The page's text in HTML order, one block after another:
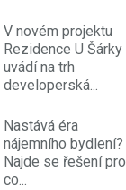
V novém projektu
Rezidence U Šárky
uvádí na trh
developerská...
Nastává éra
nájemního bydlení?
Najde se řešení pro
co...